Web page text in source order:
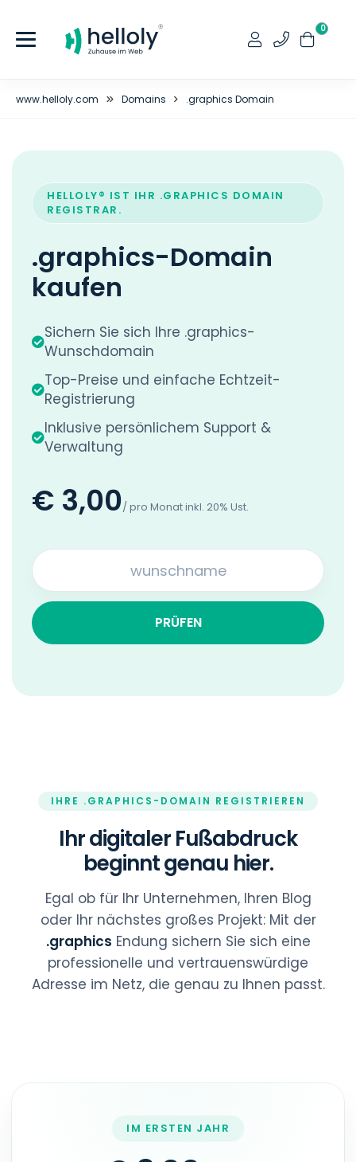
0
www.helloly.com Domains .graphics Domain
HELLOLY® IST IHR .GRAPHICS DOMAIN
REGISTRAR.
.graphics-Domain
kaufen
Sichern Sie sich Ihre .graphics-
Wunschdomain
Top-Preise und einfache Echtzeit-
Registrierung
Inklusive persönlichem Support &
Verwaltung
€ 3,00/ pro Monat inkl. 20% Ust.
PRÜFEN
IHRE .GRAPHICS-DOMAIN REGISTRIEREN
Ihr digitaler Fußabdruck
beginnt genau hier.
Egal ob für Ihr Unternehmen, Ihren Blog
oder Ihr nächstes großes Projekt: Mit der
.graphics Endung sichern Sie sich eine
professionelle und vertrauenswürdige
Adresse im Netz, die genau zu Ihnen passt.
IM ERSTEN JAHR